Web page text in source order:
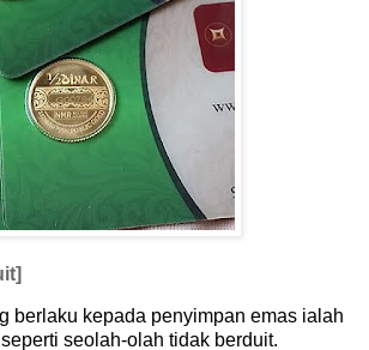
berlaku kepada penyimpan emas ialah
seolah-olah tidak berduit.